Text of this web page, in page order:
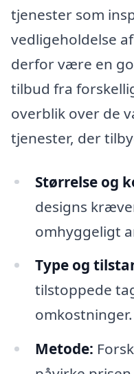
tjenester som
vedligeholdelse
derfor være en
tilbud fra
overblik over de
tjenester, der
Størrelse og
designs
omhyggeligt
Type og
tilstoppede
omkostninger.
Metode: